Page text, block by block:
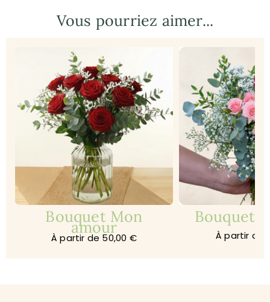
Vous pourriez aimer...
Bouquet Mon
amour
À partir de 50,00 €
Bouquet
À partir de